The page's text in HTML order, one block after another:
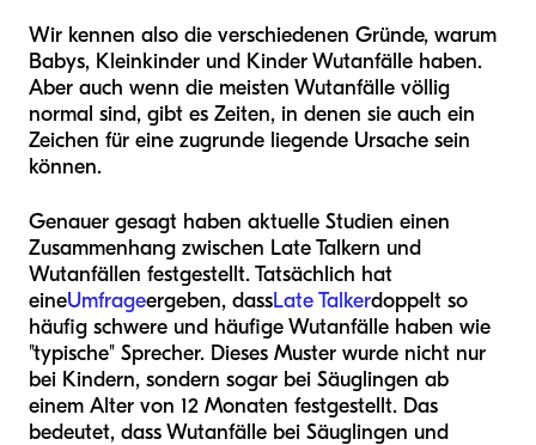
Wir kennen also die verschiedenen Gründe, warum
Babys, Kleinkinder und Kinder Wutanfälle haben.
Aber auch wenn die meisten Wutanfälle völlig
normal sind, gibt es Zeiten, in denen sie auch ein
Zeichen für eine zugrunde liegende Ursache sein
können.
Genauer gesagt haben aktuelle Studien einen
Zusammenhang zwischen Late Talkern und
Wutanfällen festgestellt. Tatsächlich hat
eineUmfrageergeben, dassLate Talkerdoppelt so
häufig schwere und häufige Wutanfälle haben wie
"typische" Sprecher. Dieses Muster wurde nicht nur
bei Kindern, sondern sogar bei Säuglingen ab
einem Alter von 12 Monaten festgestellt. Das
bedeutet, dass Wutanfälle bei Säuglingen und